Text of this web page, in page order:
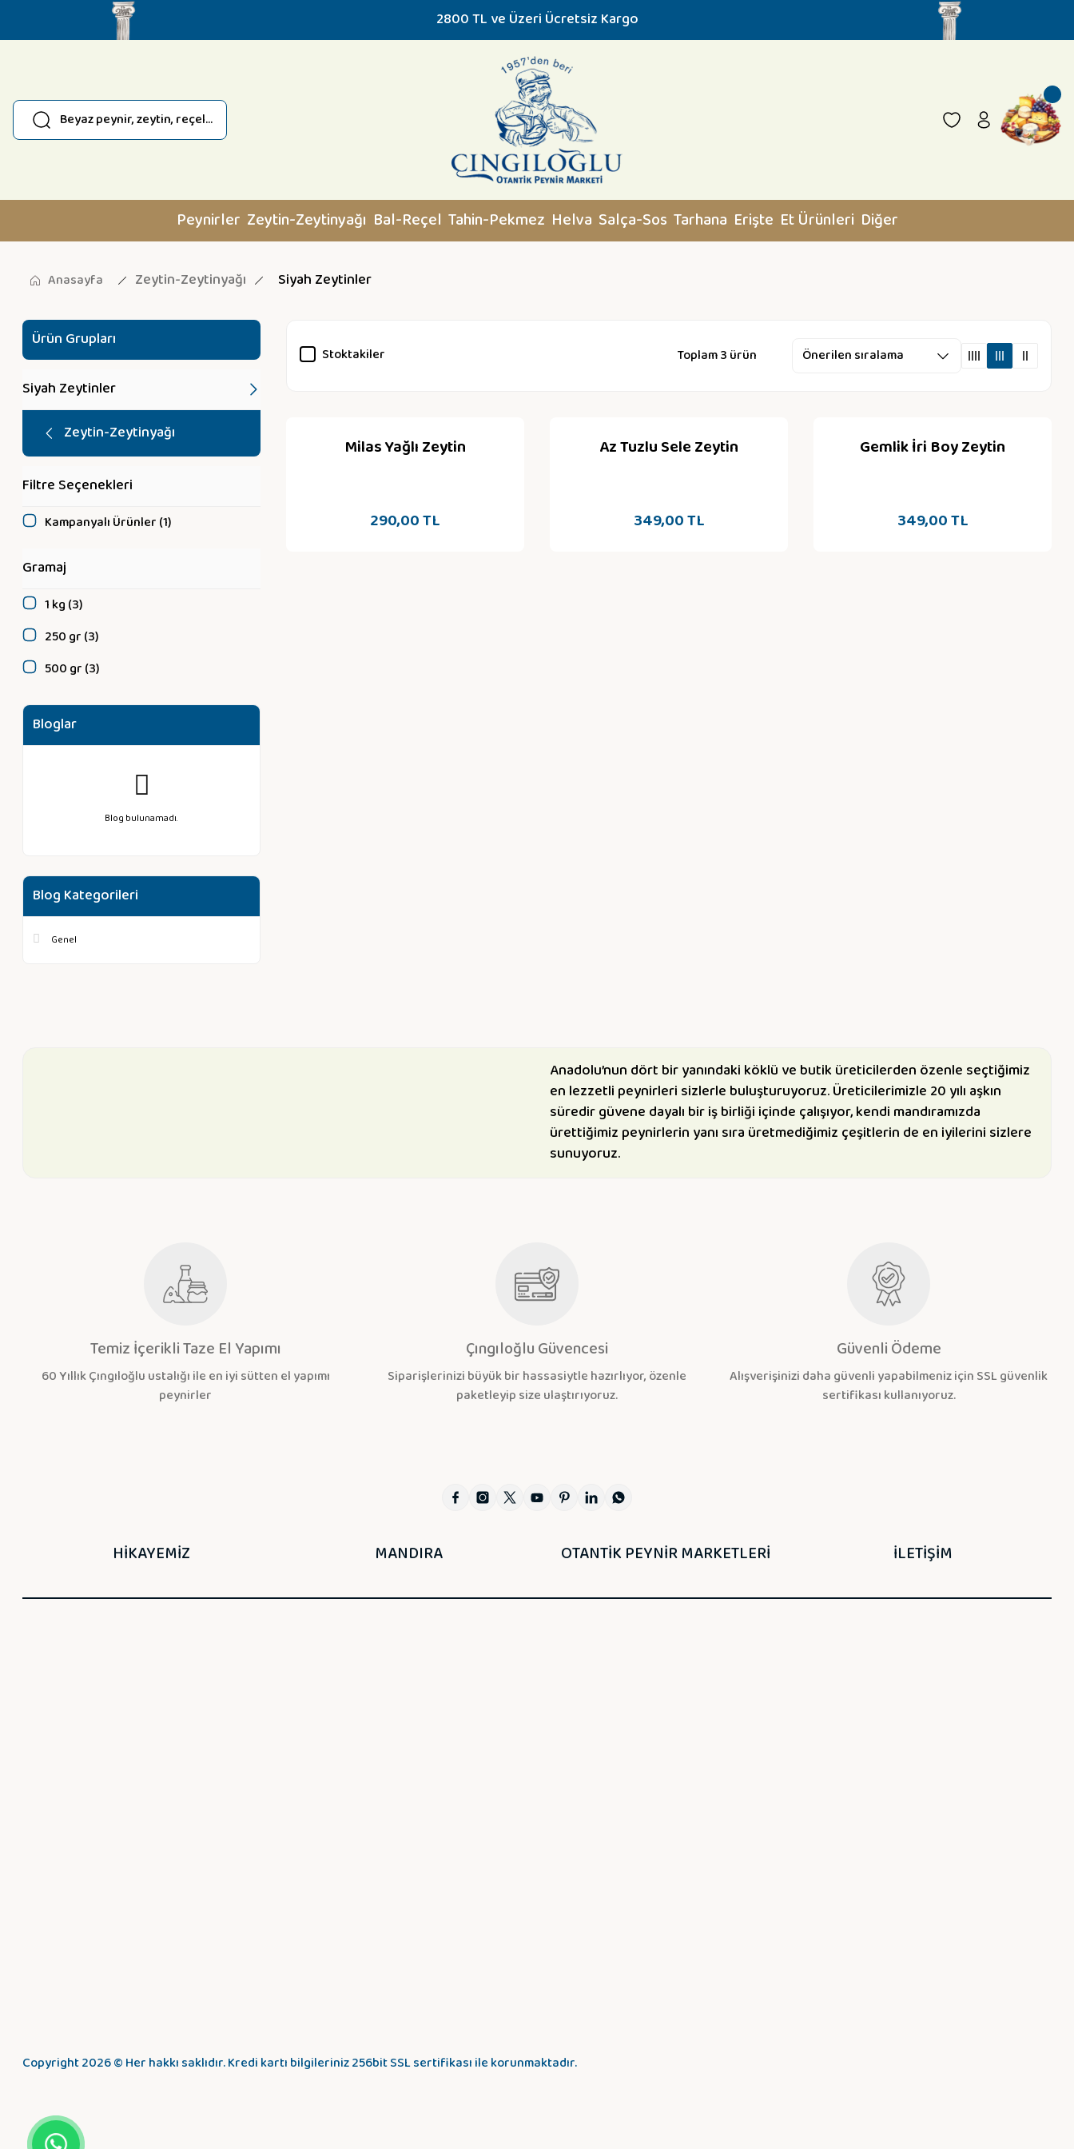
2800 TL ve Üzeri Ücretsiz Kargo
Peynirler Zeytin-Zeytinyağı Bal-Reçel Tahin-Pekmez Helva Salça-Sos Tarhana Erişte Et Ürünleri Diğer
Anasayfa Zeytin-Zeytinyağı Siyah Zeytinler
Ürün Grupları
Siyah Zeytinler
Zeytin-Zeytinyağı
Filtre Seçenekleri
Kampanyalı Ürünler (1)
Gramaj
1 kg (3)
250 gr (3)
500 gr (3)
Bloglar
Blog bulunamadı.
Blog Kategorileri
Genel
Stoktakiler Toplam 3 ürün
Milas Yağlı Zeytin
290,00 TL
Az Tuzlu Sele Zeytin
349,00 TL
Gemlik İri Boy Zeytin
349,00 TL
Anadolu’nun dört bir yanındaki köklü ve butik üreticilerden özenle seçtiğimiz
en lezzetli peynirleri sizlerle buluşturuyoruz. Üreticilerimizle 20 yılı aşkın
süredir güvene dayalı bir iş birliği içinde çalışıyor, kendi mandıramızda
ürettiğimiz peynirlerin yanı sıra üretmediğimiz çeşitlerin de en iyilerini sizlere
sunuyoruz.
Temiz İçerikli Taze El Yapımı
60 Yıllık Çıngıloğlu ustalığı ile en iyi sütten el yapımı
peynirler
Çıngıloğlu Güvencesi
Siparişlerinizi büyük bir hassasiytle hazırlıyor, özenle
paketleyip size ulaştırıyoruz.
Güvenli Ödeme
Alışverişinizi daha güvenli yapabilmeniz için SSL güvenlik
sertifikası kullanıyoruz.
HİKAYEMİZ MANDIRA OTANTİK PEYNİR MARKETLERİ İLETİŞİM
Copyright 2026 © Her hakkı saklıdır. Kredi kartı bilgileriniz 256bit SSL sertifikası ile korunmaktadır.